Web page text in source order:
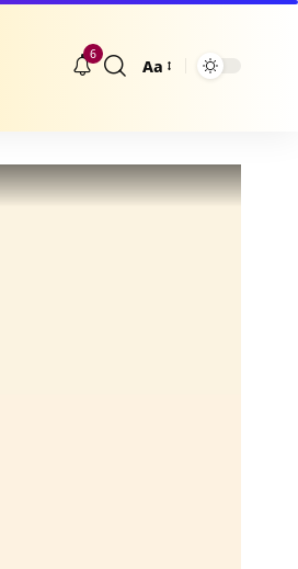
6
Größenänderung
Aa